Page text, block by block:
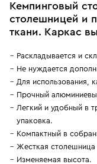
Кемпинговый
столешницей и
ткани. Каркас
Раскладывается и
Не нуждается
Для использования,
Прочный
Легкий и удобный в
упаковка.
Компактный в
Жесткая столешница
Изменяемая высота.